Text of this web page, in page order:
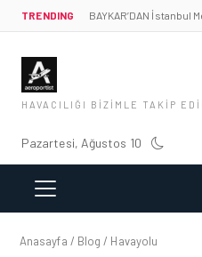
TRENDING
HAVACILIĞI BIZIMLE TAKIP
Pazartesi, Ağustos 10
Anasayfa / Blog / Havayolu